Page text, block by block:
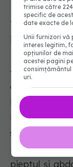
Testele de
include:
-
la nivelul
limfatici din
subraț.
probabil
pieptul și
trimise către
specific de
date exacte de
Unii furnizori vă
interes legitim,
opțiunilor de
acestei pagini
uri.